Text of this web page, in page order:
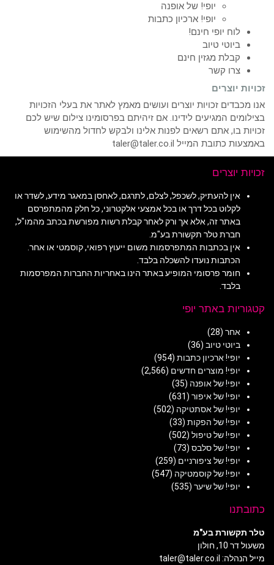
יופי! של אופנה
יופי! ארכיון כתבות
לוח יופי חינם!
ביוטי טיוב
קבלת מגזין חינם
צרו קשר
זכויות יוצרים
אנו מכבדים זכויות יוצרים ועושים מאמץ לאתר את בעלי הזכויות
בצילומים המגיעים לידינו. אם זיהיתם בפרסומינו צילום שיש לכם
זכויות בו, אתם רשאים לפנות אלינו ולבקש לחדול מהשימוש
באמצעות כתובת המייל taler@taler.co.il
זכויות יוצרים
אין להעתיק, לשכפל, לצלם, לתרגם, לאחסן במאגר מידע, לשדר או
לקלוט בכל דרך או בכל אמצעי אלקטרוני, כל חלק מהמתפרסם
באתר זה, אלא אך ורק לאחר קבלת רשות מפורשת בכתב מהמו"ל,
חברת טלר תקשורת בע"מ.
אין בכתבות המתפרסמות משום ייעוץ רפואי, קוסמטי או אחר.
הכתבות נועדו להשכלה בלבד.
חומר פרסומי המופיע באתר הינו באחריות החברות המפרסמות
בלבד.
קטגוריות באתר יופי
אחר (28)
ביוטי טיוב (36)
יופי! ארכיון כתבות (954)
יופי! מוצרים חדשים (2,566)
יופי! של אופנה (35)
יופי! של איפור (631)
יופי! של אסתטיקה (502)
יופי! של הפקות (33)
יופי! של טיפול (502)
יופי! של סלבס (73)
יופי! של ציפורניים (259)
יופי! של קוסמטיקה (547)
יופי! של שיער (535)
כתובתנו
טלר תקשורת בע"מ
משעול דר 10, חולון
מייל הנהלה: taler@taler.co.il